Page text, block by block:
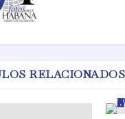
RELACIONADOS